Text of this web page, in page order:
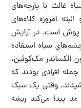
غالبً با پارچه‌های
امروزه کلاه‌های
پوش است. در آرایش
سیاه استفاده
بزرگی چون الکساندر مک‌کوئین،
افرادی بودند که
وقتی یک سبک
مد پیدا می‌کند ریشه